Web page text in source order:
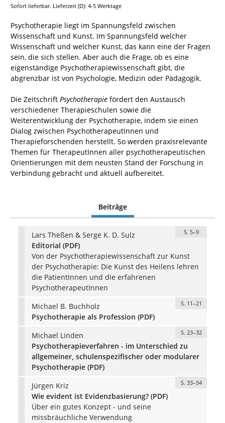
Sofort lieferbar. Lieferzeit (D): 4-5 Werktage
Psychotherapie liegt im Spannungsfeld zwischen
Wissenschaft und Kunst. Im Spannungsfeld welcher
Wissenschaft und welcher Kunst, das kann eine der Fragen
sein, die sich stellen. Aber auch die Frage, ob es eine
eigenständige Psychotherapiewissenschaft gibt, die
abgrenzbar ist von Psychologie, Medizin oder Pädagogik.
Die Zeitschrift Psychotherapie fördert den Austausch
verschiedener Therapieschulen sowie die
Weiterentwicklung der Psychotherapie, indem sie einen
Dialog zwischen PsychotherapeutInnen und
Therapieforschenden herstellt. So werden praxisrelevante
Themen für TherapeutInnen aller psychotherapeutischen
Orientierungen mit dem neusten Stand der Forschung in
Verbindung gebracht und aktuell aufbereitet.
Beiträge
Lars Theßen & Serge K. D. Sulz S. 5–9
Editorial (PDF)
Von der Psychotherapiewissenschaft zur Kunst
der Psychotherapie: Die Kunst des Heilens lehren
die PatientInnen und die erfahrenen
PsychotherapeutInnen
Michael B. Buchholz
S. 11–21
Psychotherapie als Profession (PDF)
Michael Linden
S. 23–32
Psychotherapieverfahren - im Unterschied zu
allgemeiner, schulenspezifischer oder modularer
Psychotherapie (PDF)
Jürgen Kriz
S. 33–54
Wie evident ist Evidenzbasierung? (PDF)
Über ein gutes Konzept - und seine
missbräuchliche Verwendung